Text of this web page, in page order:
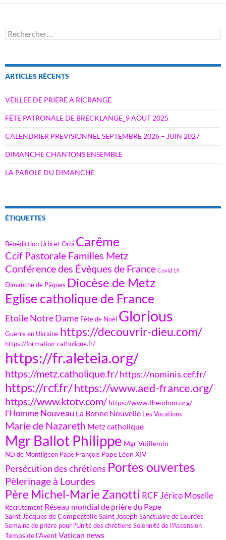
Rechercher :
ARTICLES RÉCENTS
VEILLEE DE PRIERE A RICRANGE
FÊTE PATRONALE DE BRECKLANGE_9 AOUT 2025
CALENDRIER PREVISIONNEL SEPTEMBRE 2026 – JUIN 2027
DIMANCHE CHANTONS ENSEMBLE
LA PAROLE DU DIMANCHE
ÉTIQUETTES
Bénédiction Urbi et Orbi Carême
Ccif Pastorale Familles Metz
Conférence des Évêques de France Covid 19
Dimanche de Pâques Diocèse de Metz
Eglise catholique de France
Etoile Notre Dame Fête de Noël Glorious
Guerre en Ukraine https://decouvrir-dieu.com/
https://formation-catholique.fr/
https://fr.aleteia.org/
https://metz.catholique.fr/https://nominis.cef.fr/
https://rcf.fr/https://www.aed-france.org/
https://www.ktotv.com/ https://www.theodom.org/
l'Homme Nouveau La Bonne Nouvelle Les Vocations
Marie de Nazareth Metz catholique
Mgr Ballot Philippe Mgr Vuillemin
ND de Montligeon Pape François Pape Léon XIV
Persécution des chrétiens Portes ouvertes
Pèlerinage à Lourdes
Père Michel-Marie Zanotti RCF Jérico Moselle
Recrutement Réseau mondial de prière du Pape
Saint Jacques de CompostelleSaint Joseph Sanctuaire de Lourdes
Semaine de prière pour l'Unité des chrétiens Solennité de l'Ascension
Temps de l'AventVatican news